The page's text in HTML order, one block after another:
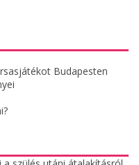
Budapesten